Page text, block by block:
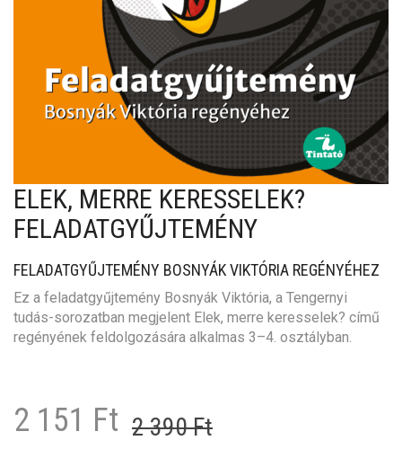
ELEK, MERRE KERESSELEK?
FELADATGYŰJTEMÉNY
FELADATGYŰJTEMÉNY BOSNYÁK VIKTÓRIA REGÉNYÉHEZ
Ez a feladatgyűjtemény Bosnyák Viktória, a Tengernyi
tudás-sorozatban megjelent Elek, merre keresselek? című
regényének feldolgozására alkalmas 3–4. osztályban.
2 390FtOriginal
2 151 Ft
Current